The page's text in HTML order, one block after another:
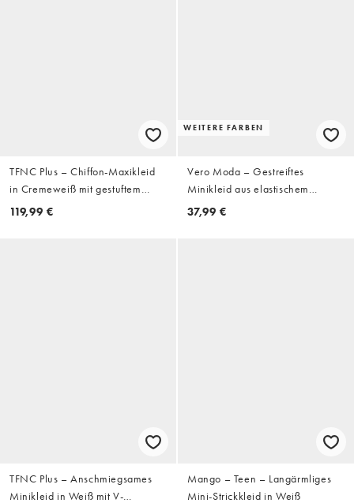
TFNC Plus – Chiffon-Maxikleid
in Cremeweiß mit gestuftem
Saum
119,99 €
WEITERE FARBEN
Vero Moda – Gestreiftes
Minikleid aus elastischem
Häkelstrick in Rot und
37,99 €
TFNC Plus – Anschmiegsames
Minikleid in Weiß mit V-
Mango – Teen – Langärmliges
Mini-Strickkleid in Weiß